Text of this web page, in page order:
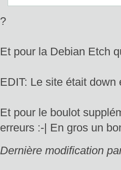
?
Et pour la Debian Etch
EDIT: Le site était down
Et pour le boulot
erreurs :-| En gros un
Dernière modification